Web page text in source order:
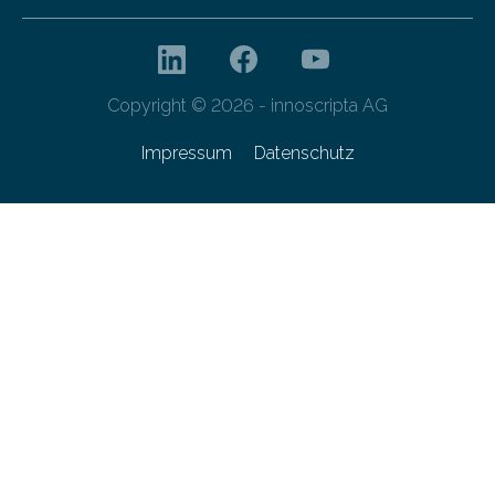
Copyright © 2026 - innoscripta AG
Impressum Datenschutz